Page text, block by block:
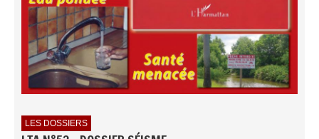
LES DOSSIERS